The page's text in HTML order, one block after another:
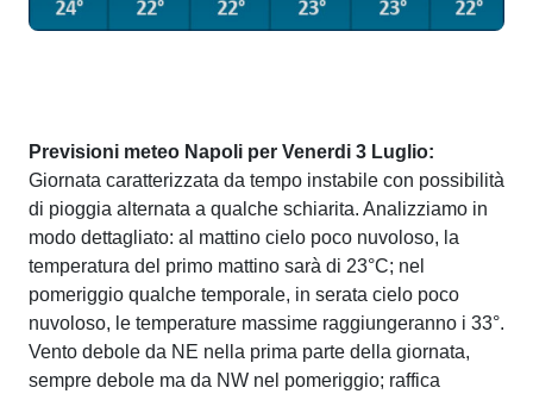
Previsioni meteo Napoli per Venerdi 3 Luglio:
Giornata caratterizzata da tempo instabile con possibilità
di pioggia alternata a qualche schiarita. Analizziamo in
modo dettagliato: al mattino cielo poco nuvoloso, la
temperatura del primo mattino sarà di 23°C; nel
pomeriggio qualche temporale, in serata cielo poco
nuvoloso, le temperature massime raggiungeranno i 33°.
Vento debole da NE nella prima parte della giornata,
sempre debole ma da NW nel pomeriggio; raffica